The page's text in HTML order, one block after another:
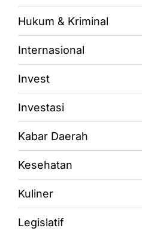
Hukum & Kriminal
Internasional
Invest
Investasi
Kabar Daerah
Kesehatan
Kuliner
Legislatif